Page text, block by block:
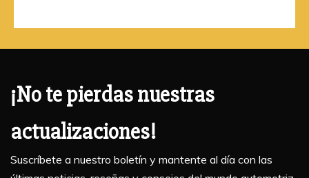
¡No te pierdas nuestras
actualizaciones!
Suscríbete a nuestro boletín y mantente al día con las